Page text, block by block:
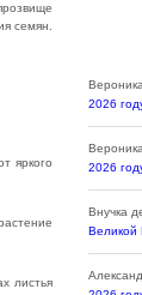
семян.
яркого
листья
Вероника
2026
Вероника
2026
Внучка
Великой